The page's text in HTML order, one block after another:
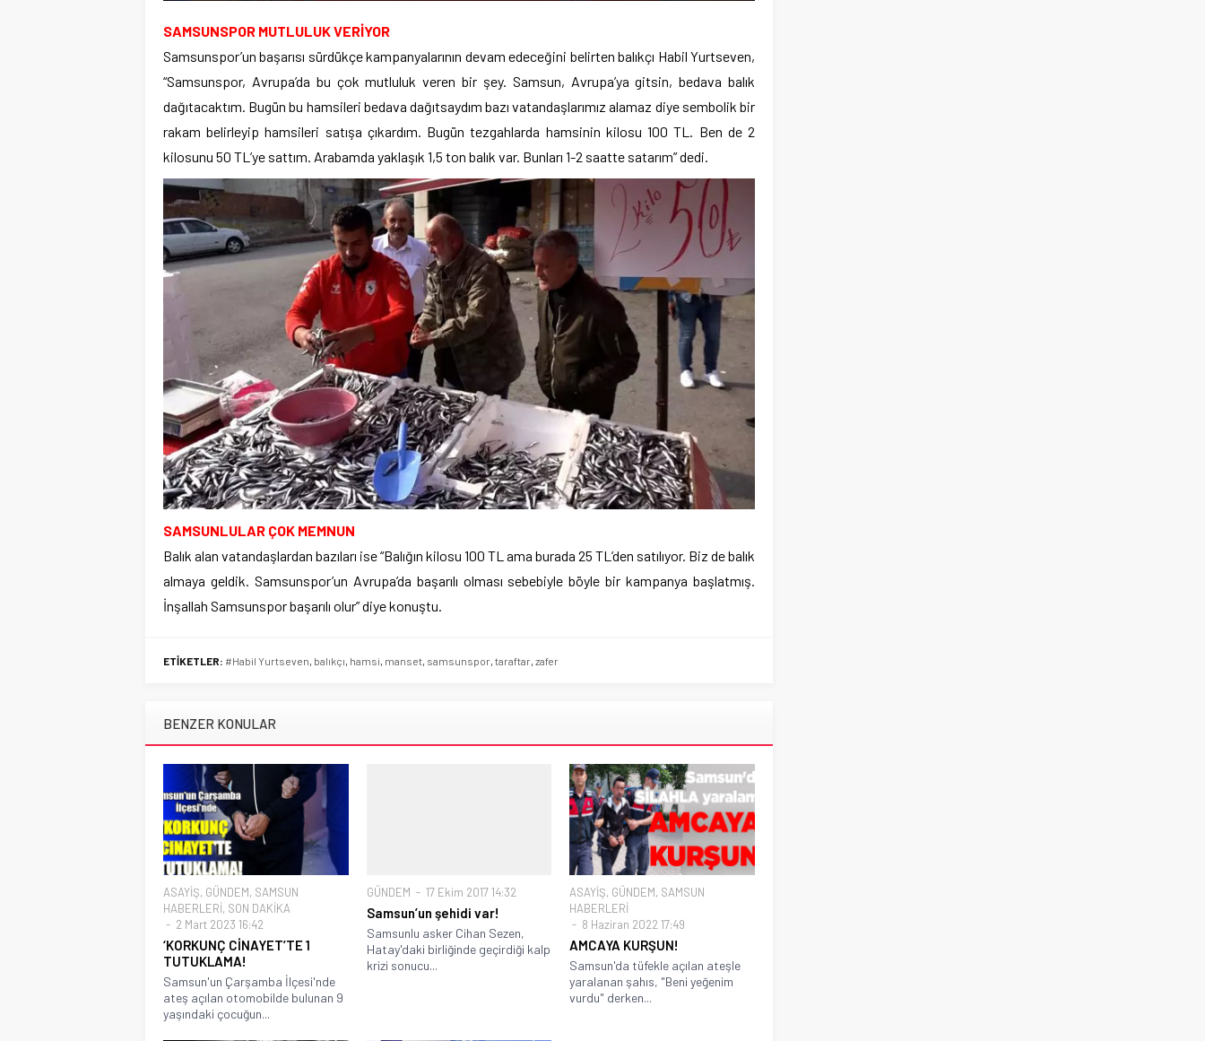
SAMSUNSPOR MUTLULUK VERİYOR
Samsunspor’un başarısı sürdükçe kampanyalarının devam edeceğini belirten balıkçı Habil Yurtseven,
“Samsunspor, Avrupa’da bu çok mutluluk veren bir şey. Samsun, Avrupa’ya gitsin, bedava balık
dağıtacaktım. Bugün bu hamsileri bedava dağıtsaydım bazı vatandaşlarımız alamaz diye sembolik bir
rakam belirleyip hamsileri satışa çıkardım. Bugün tezgahlarda hamsinin kilosu 100 TL. Ben de 2
kilosunu 50 TL’ye sattım. Arabamda yaklaşık 1,5 ton balık var. Bunları 1-2 saatte satarım” dedi.
SAMSUNLULAR ÇOK MEMNUN
Balık alan vatandaşlardan bazıları ise “Balığın kilosu 100 TL ama burada 25 TL’den satılıyor. Biz de balık
almaya geldik. Samsunspor’un Avrupa’da başarılı olması sebebiyle böyle bir kampanya başlatmış.
İnşallah Samsunspor başarılı olur” diye konuştu.
ETİKETLER: #Habil Yurtseven, balıkçı, hamsi, manset, samsunspor, taraftar, zafer
BENZER KONULAR
ASAYİŞ, GÜNDEM, SAMSUN
HABERLERİ, SON DAKİKA
2 Mart 2023 16:42
‘KORKUNÇ CİNAYET’TE 1
TUTUKLAMA!
Samsun'un Çarşamba İlçesi'nde
ateş açılan otomobilde bulunan 9
yaşındaki çocuğun...
GÜNDEM 17 Ekim 2017 14:32
Samsun’un şehidi var!
Samsunlu asker Cihan Sezen,
Hatay'daki birliğinde geçirdiği kalp
krizi sonucu...
ASAYİŞ, GÜNDEM, SAMSUN
HABERLERİ
8 Haziran 2022 17:49
AMCAYA KURŞUN!
Samsun'da tüfekle açılan ateşle
yaralanan şahıs, "Beni yeğenim
vurdu" derken...